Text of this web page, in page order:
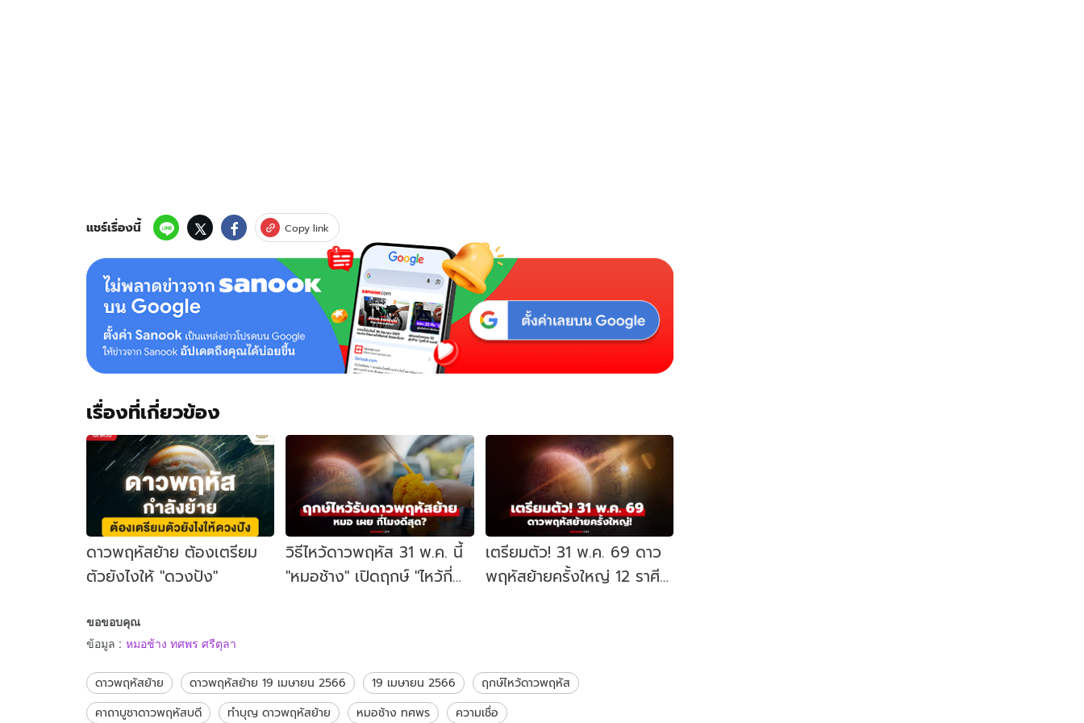
แชร์เรื่องนี้ Copy link
เรื่องที่เกี่ยวข้อง
ดาวพฤหัสย้าย ต้องเตรียม
ตัวยังไงให้ "ดวงปัง"
วิธีไหว้ดาวพฤหัส 31 พ.ค. นี้
"หมอช้าง" เปิดฤกษ์ "ไหว้กี่
เตรียมตัว! 31 พ.ค. 69 ดาว
พฤหัสย้ายครั้งใหญ่ 12 ราศี
ขอขอบคุณ
ข้อมูล : หมอช้าง ทศพร ศรีตุลา
ดาวพฤหัสย้าย ดาวพฤหัสย้าย 19 เมษายน 2566 19 เมษายน 2566
ฤกษ์ไหว้ดาวพฤหัส
คาถาบูชาดาวพฤหัสบดี
ทำบุญ ดาวพฤหัสย้าย หมอช้าง ทศพร ความเชื่อ